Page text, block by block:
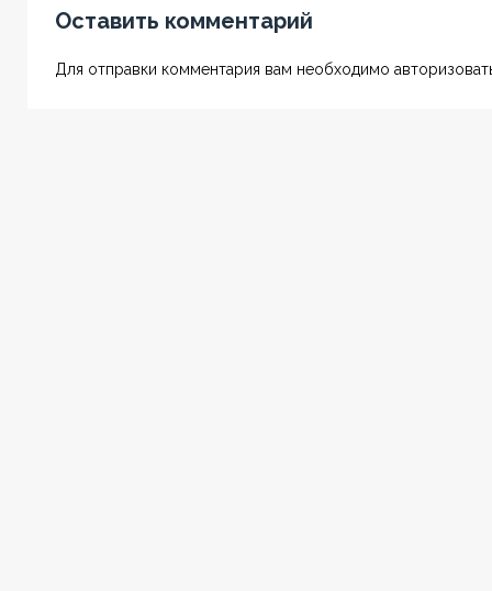
Оставить комментарий
Для отправки комментария вам необходимо